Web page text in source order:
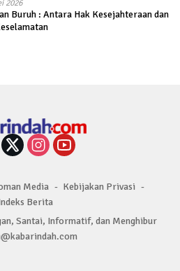
2026
Buruh : Antara Hak Kesejahteraan dan
Media
Kebijakan Privasi
Berita
Santai, Informatif, dan Menghibur